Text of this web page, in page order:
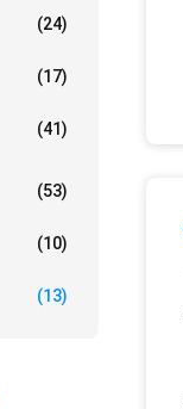
(24)
(17)
(41)
(53)
(10)
(13)